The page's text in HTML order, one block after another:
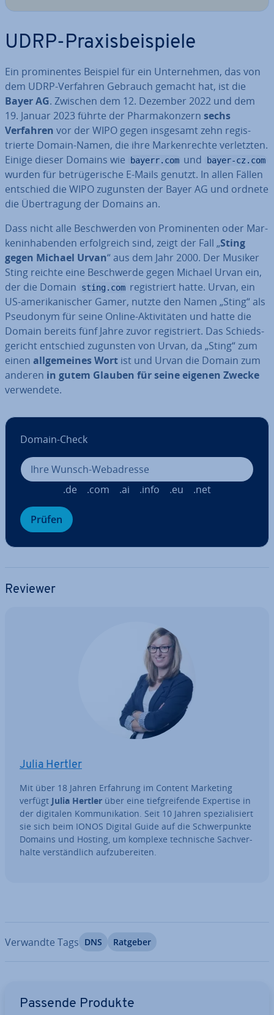
UDRP-Pra­xis­bei­spie­le
Ein pro­mi­nen­tes Beispiel für ein Un­ter­neh­men, das von
dem UDRP-Verfahren Gebrauch gemacht hat, ist die
Bayer AG. Zwischen dem 12. Dezember 2022 und dem
19. Januar 2023 führte der Phar­ma­kon­zern sechs
Verfahren vor der WIPO gegen insgesamt zehn re­gis­
trier­te Domain-Namen, die ihre Mar­ken­rech­te ver­letz­ten.
Einige dieser Domains wie
bayerr.com und bayer-cz.com
wurden für be­trü­ge­ri­sche E-Mails genutzt. In allen Fällen
entschied die WIPO zugunsten der Bayer AG und ordnete
die Über­tra­gung der Domains an.
Dass nicht alle Be­schwer­den von Pro­mi­nen­ten oder Mar­
ken­in­ha­ben­den er­folg­reich sind, zeigt der Fall „Sting
gegen Michael Urvan“ aus dem Jahr 2000. Der Musiker
Sting reichte eine Be­schwer­de gegen Michael Urvan ein,
der die Domain
sting.com re­gis­triert hatte. Urvan, ein
US-ame­ri­ka­ni­scher Gamer, nutzte den Namen „Sting“ als
Pseudonym für seine Online-Ak­ti­vi­tä­ten und hatte die
Domain bereits fünf Jahre zuvor re­gis­triert. Das Schieds­
ge­richt entschied zugunsten von Urvan, da „Sting“ zum
einen all­ge­mei­nes Wort ist und Urvan die Domain zum
anderen in gutem Glauben für seine eigenen Zwecke
ver­wen­de­te.
Domain-Check
.de .com .ai .info .eu .net
Prüfen
Reviewer
Julia Hertler
Mit über 18 Jahren Erfahrung im Content Marketing
verfügt Julia Hertler über eine tief­grei­fen­de Expertise in
der digitalen Kom­mu­ni­ka­ti­on. Seit 10 Jahren spe­zia­li­siert
sie sich beim IONOS Digital Guide auf die Schwer­punk­te
Domains und Hosting, um komplexe tech­ni­sche Sach­ver­
hal­te ver­ständ­lich auf­zu­be­rei­ten.
Verwandte Tags DNS Ratgeber
Passende Produkte